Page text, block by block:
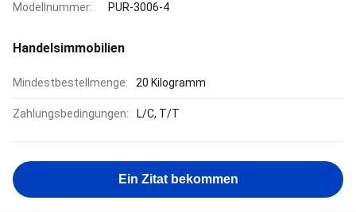
Modellnummer: PUR-3006-4
Handelsimmobilien
Mindestbestellmenge: 20 Kilogramm
Zahlungsbedingungen: L/C, T/T
Ein Zitat bekommen